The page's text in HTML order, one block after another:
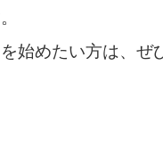
始めたい方は、ぜ